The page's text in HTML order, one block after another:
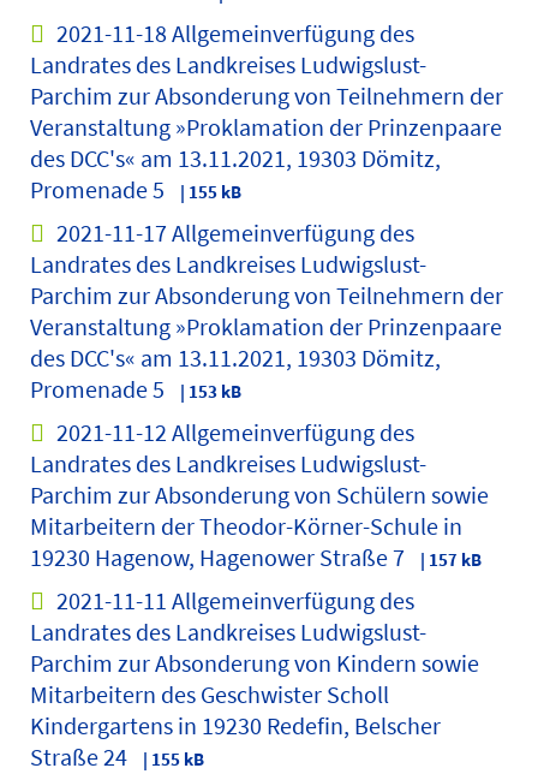
2021-11-18 Allgemeinverfügung des
Landrates des Landkreises Ludwigslust-
Parchim zur Absonderung von Teilnehmern der
Veranstaltung »Proklamation der Prinzenpaare
des DCC's« am 13.11.2021, 19303 Dömitz,
Promenade 5
| 155 kB
2021-11-17 Allgemeinverfügung des
Landrates des Landkreises Ludwigslust-
Parchim zur Absonderung von Teilnehmern der
Veranstaltung »Proklamation der Prinzenpaare
des DCC's« am 13.11.2021, 19303 Dömitz,
Promenade 5
| 153 kB
2021-11-12 Allgemeinverfügung des
Landrates des Landkreises Ludwigslust-
Parchim zur Absonderung von Schülern sowie
Mitarbeitern der Theodor-Körner-Schule in
19230 Hagenow, Hagenower Straße 7
| 157 kB
2021-11-11 Allgemeinverfügung des
Landrates des Landkreises Ludwigslust-
Parchim zur Absonderung von Kindern sowie
Mitarbeitern des Geschwister Scholl
Kindergartens in 19230 Redefin, Belscher
Straße 24
| 155 kB